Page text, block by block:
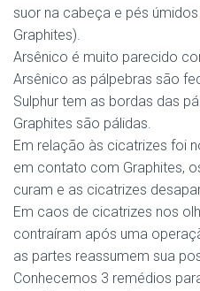
suor na cabeça e pés
Graphites).
Arsênico é muito parecido
Arsênico as pálpebras são
Sulphur tem as bordas das
Graphites são pálidas.
Em relação às cicatrizes foi
em contato com Graphites,
curam e as cicatrizes
Em caos de cicatrizes nos
contraíram após uma
as partes reassumem sua
Conhecemos 3 remédios